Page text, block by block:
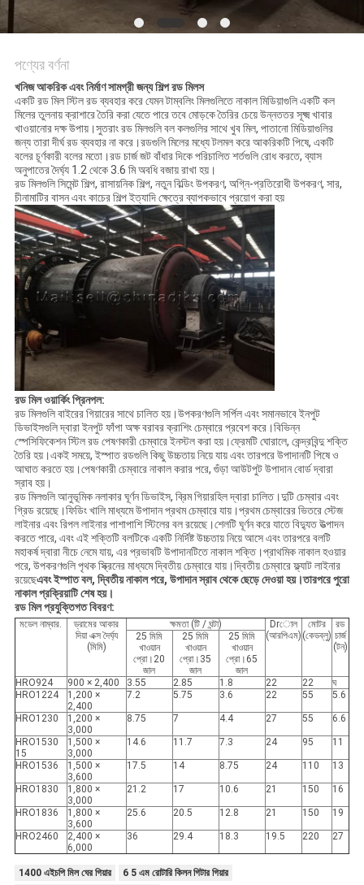
পণ্যের বর্ণনা
খনিজ আকরিক এবং নির্মাণ সামগ্রী জন্য শিল্প রড মিলস
একটি রড মিল স্টিল রড ব্যবহার করে যেমন টাম্বলিং মিলগুলিতে নাকাল মিডিয়াগুলি একটি কল
মিলের তুলনায় ক্রাশারে তৈরি করা যেতে পারে তবে মোড়কে তৈরির চেয়ে উন্নততর সূক্ষ্ম খাবার
খাওয়ানোর দক্ষ উপায়।সুতরাং রড মিলগুলি বল কলগুলির সাথে খুব মিল, পাতানো মিডিয়াগুলির
জন্য তারা দীর্ঘ রড ব্যবহার না করে।রডগুলি মিলের মধ্যে টলমল করে আকরিকটি পিষে, একটি
বলের চূর্ণকারী বলের মতো।রড চার্জ জট বাঁধার দিকে পরিচালিত শর্তগুলি রোধ করতে, ব্যাস
অনুপাতের দৈর্ঘ্য 1.2 ​​থেকে 3.6 মি অবধি বজায় রাখা হয়।
রড মিলগুলি সিমেন্ট শিল্প, রাসায়নিক শিল্প, নতুন বিল্ডিং উপকরণ, অগ্নি-প্রতিরোধী উপকরণ, সার,
চীনামাটির বাসন এবং কাচের শিল্প ইত্যাদি ক্ষেত্রে ব্যাপকভাবে প্রয়োগ করা হয়
রড মিল ওয়ার্কিং প্রিনপল:
রড মিলগুলি বাইরের গিয়ারের সাথে চালিত হয়।উপকরণগুলি সর্পিল এবং সমানভাবে ইনপুট
ডিভাইসগুলি দ্বারা ইনপুট ফাঁপা অক্ষ বরাবর ক্রাশিং চেম্বারে প্রবেশ করে।বিভিন্ন
স্পেসিফিকেশন স্টিল রড পেষণকারী চেম্বারে ইনস্টল করা হয়।ফ্রেমটি ঘোরালে, কেন্দ্রবিন্দু শক্তি
তৈরি হয়।একই সময়ে, ইস্পাত রডগুলি কিছু উচ্চতায় নিয়ে যায় এবং তারপরে উপাদানটি পিষে ও
আঘাত করতে হয়।পেষণকারী চেম্বারে নাকাল করার পরে, গুঁড়া আউটপুট উপাদান বোর্ড দ্বারা
স্রাব হয়।
রড মিলগুলি আনুভূমিক নলাকার ঘূর্ণন ডিভাইস, ব্রিম গিয়ারহিল দ্বারা চালিত।দুটি চেম্বার এবং
গ্রিড রয়েছে।ফিডিং খালি মাধ্যমে উপাদান প্রথম চেম্বারে যায়।প্রথম চেম্বারের ভিতরে স্টেজ
লাইনার এবং রিপল লাইনার পাশাপাশি স্টিলের বল রয়েছে।শেলটি ঘূর্ণন করে যাতে বিদ্যুত উত্পাদন
করতে পারে, এবং এই শক্তিটি বলটিকে একটি নির্দিষ্ট উচ্চতায় নিয়ে আসে এবং তারপরে বলটি
মহাকর্ষ দ্বারা নীচে নেমে যায়, এর প্রভাবটি উপাদানটিতে নাকাল শক্তি।প্রাথমিক নাকাল হওয়ার
পরে, উপকরণগুলি পৃথক স্ক্রিনের মাধ্যমে দ্বিতীয় চেম্বারে যায়।দ্বিতীয় চেম্বারে ফ্ল্যাট লাইনার
রয়েছেএবং ইস্পাত বল, দ্বিতীয় নাকাল পরে, উপাদান স্রাব থেকে ছেড়ে দেওয়া হয়।তারপরে পুরো
নাকাল প্রক্রিয়াটি শেষ হয়।
রড মিল প্রযুক্তিগত বিবরণ:
মডেল নাম্বার.
ড্রামের আকার
দিয়া এক্স দৈর্ঘ্য
(মিমি)
ক্ষমতা (টি / ঘন্টা)
Drোল
(আরপিএম)
মোটর
(কেডব্লু)
রড
চার্জ
(টন)
25 মিমি
খাওয়ান
প্রো।20
জাল
25 মিমি
খাওয়ান
প্রো।35
জাল
25 মিমি
খাওয়ান
প্রো।65
জাল
HRO924
900 × 2,400 3.55 2.85 1.8 22 22
ঘ
HRO1224
1,200 ×
2,400
7.2 5.75 3.6 22 55 5.6
HRO1230
1,200 ×
3,000
8.75 7 4.4 27 55 6.6
HRO1530
15
1,500 ×
3,000
14.6 11.7 7.3 24 95 11
HRO1536
1,500 ×
3,600
17.5 14 8.75 24 110 13
HRO1830
1,800 ×
3,000
21.2 17 10.6 21 150 16
HRO1836
1,800 ×
3,600
25.6 20.5 12.8 21 150 19
HRO2460
2,400 ×
6,000
36 29.4 18.3 19.5 220 27
1400 এইচপি মিল ঘের গিয়ার
6 5 এম রোটারি কিলন গিটার গিয়ার